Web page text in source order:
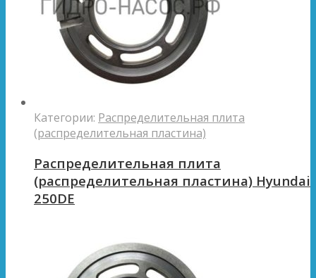
Категории: Распределительная плита
(распределительная пластина)
Распределительная плита
(распределительная пластина) Hyundai
250DE